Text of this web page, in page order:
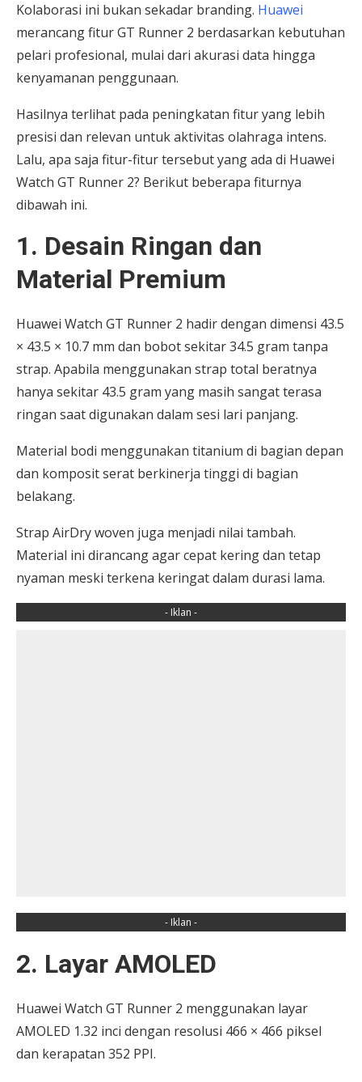
Kolaborasi ini bukan sekadar branding. Huawei
merancang fitur GT Runner 2 berdasarkan kebutuhan
pelari profesional, mulai dari akurasi data hingga
kenyamanan penggunaan.
Hasilnya terlihat pada peningkatan fitur yang lebih
presisi dan relevan untuk aktivitas olahraga intens.
Lalu, apa saja fitur-fitur tersebut yang ada di Huawei
Watch GT Runner 2? Berikut beberapa fiturnya
dibawah ini.
1. Desain Ringan dan
Material Premium
Huawei Watch GT Runner 2 hadir dengan dimensi 43.5
× 43.5 × 10.7 mm dan bobot sekitar 34.5 gram tanpa
strap. Apabila menggunakan strap total beratnya
hanya sekitar 43.5 gram yang masih sangat terasa
ringan saat digunakan dalam sesi lari panjang.
Material bodi menggunakan titanium di bagian depan
dan komposit serat berkinerja tinggi di bagian
belakang.
Strap AirDry woven juga menjadi nilai tambah.
Material ini dirancang agar cepat kering dan tetap
nyaman meski terkena keringat dalam durasi lama.
- Iklan -
- Iklan -
2. Layar AMOLED
Huawei Watch GT Runner 2 menggunakan layar
AMOLED 1.32 inci dengan resolusi 466 × 466 piksel
dan kerapatan 352 PPI.